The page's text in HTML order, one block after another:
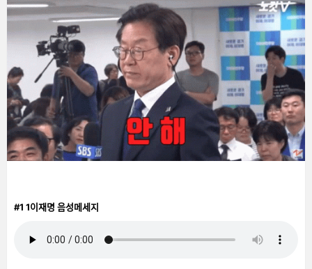
#1 1이재명 음성메세지